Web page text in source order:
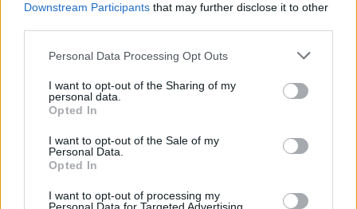
Downstream Participants that may further disclose it to other
Please note that this website/app uses one or more Google
not limited to your visit or usage behaviour. You may click to
grant or deny consent to Google and its third-party tags to
use your data for below specified purposes in below Google
consent section.
Personal Data Processing Opt Outs
I want to opt-out of the Sharing of my
personal data.
Opted In
I want to opt-out of the Sale of my
Personal Data.
Opted In
I want to opt-out of processing my
από 18.990 ευρώ
της συνεργασίας τους μέχρι
το 2028